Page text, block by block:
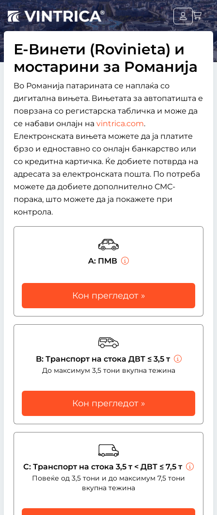
Е-Винети (Rovinieta) и
мостарини за Романија
Во Романија патарината се наплаќа со
дигитална вињета. Вињетата за автопатишта е
поврзана со регистарска табличка и може да
се набави онлајн на vintrica.com.
Електронската вињета можете да ја платите
брзо и едноставно со онлајн банкарство или
со кредитна картичка. Ќе добиете потврда на
адресата за електронската пошта. По потреба
можете да добиете дополнително СМС-
порака, што можете да ја покажете при
контрола.
A: ПМВ
Кон прегледот »
B: Транспорт на стока ДВТ ≤ 3,5 т
До максимум 3,5 тони вкупна тежина
Кон прегледот »
C: Транспорт на стока 3,5 т < ДВТ ≤ 7,5 т
Повеќе од 3,5 тони и до максимум 7,5 тони
вкупна тежина